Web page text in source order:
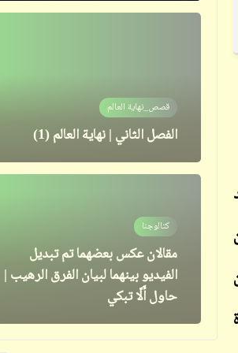
قصص_نهاية العالم
الفصل الثاني | نهاية العالم (1)
كتالوجنا
مقالان عكس بعضهما تم تبديل
الفيديو بينهما لبيان الفرق الرهيب |
حاول أَلّا تبكي
قصص_للحب آلهة كثيرة
الفصل الثالث | للحب آلهةٌ كثيرة (1)
شواطئ "لوس كابوس" المكسيكيّة
التي يزورها سنوياً 3 مليون سائح
(عدد السياح لمصر كان 3.3 مليون
في 2020)